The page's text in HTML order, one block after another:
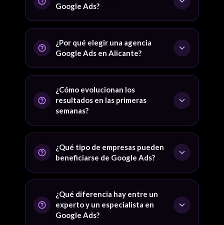
Google Ads?
Estudio de palabras clave, creación de campañas,
e informes claros.
¿Por qué elegir una agencia
Google Ads en Alicante?
Elegir una agencia local como nosotros te permite
comportamiento de los usuarios de la región, lo que
se traduce en campañas más efectivas.
¿Cómo evolucionan los
resultados en las primeras
semanas?
Los resultados pueden variar, pero en general, las
incremento en tráfico y conversiones en las primeras
semanas.
¿Qué tipo de empresas pueden
beneficiarse de Google Ads?
Cualquier empresa, desde pequeños comercios
beneficiarse de Google Ads. Las campañas se
adaptan a tus necesidades y presupuesto.
¿Qué diferencia hay entre un
experto y un especialista en
Google Ads?